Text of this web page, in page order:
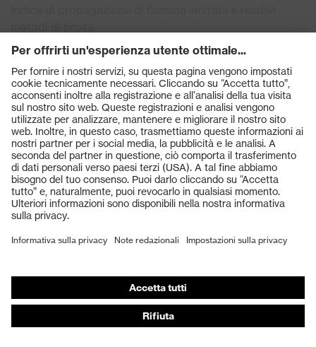
Prodotti certificati DIN EN 14116
DIN EN 14605 - Indumenti di
protezione contro agenti chimici
liquidi
protettive per il corpo intero (con, se presenti,
Gli indumenti di protezione contro agenti chimici